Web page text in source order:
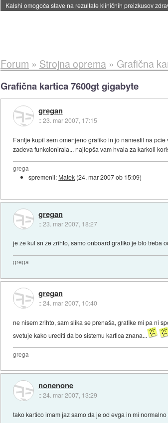
Sandisk že prodal več kot polovico SSD-jev za naslednji
Forum » Strojna oprema» Grafična
Grafična kartica 7600gt gigabyte
gregan
::23. mar 2007, 17:15
Fantje kupil sem omenjeno grafiko in jo namestil na
zadeva funkcionirala... najlepša vam hvala za karkoli
grega
spremenil: Matek (24. mar 2007 ob 15:09)
gregan
::23. mar 2007, 18:27
je že kul sn že zrihto, samo onboard grafiko je blo treba
grega
gregan
::24. mar 2007, 10:40
ne nisem zrihto, sam slika se prenaša, grafike mi pa ni
svetuje kako urediti da bo sistemu kartica znana...
grega
nonenone
::24. mar 2007, 13:29
tako kartico imam jaz samo da je od evga in mi